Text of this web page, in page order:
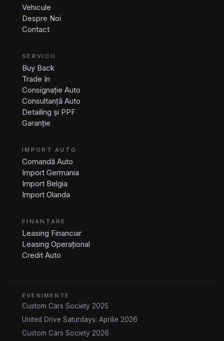
Vehicule
Despre Noi
Contact
SERVICII
Buy Back
Trade In
Consignație Auto
Consultanță Auto
Detailing și PPF
Garanție
IMPORT AUTO
Comandă Auto
Import Germania
Import Belgia
Import Olanda
FINANȚARE
Leasing Financiar
Leasing Operațional
Credit Auto
EVENIMENTE
Custom Cars Society 2025
United Drive Saturdays: Aprilie 2026
Custom Cars Society 2026